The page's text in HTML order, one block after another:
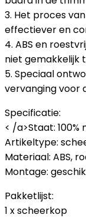
3. Het proces
effectiever en
4. ABS en
niet gemakkelijk
5. Speciaal
vervanging voor
Specificatie:
< /a>Staat: 100%
Artikeltype:
Materiaal: ABS,
Montage:
Pakketlijst:
1 x scheerkop